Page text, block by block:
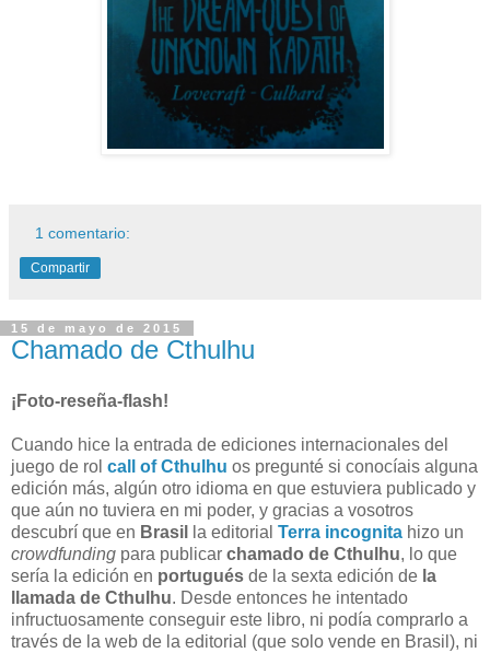
1 comentario:
Compartir
15 de mayo de 2015
Chamado de Cthulhu
¡Foto-reseña-flash!
Cuando hice la entrada de ediciones internacionales del
juego de rol call of Cthulhu os pregunté si conocíais alguna
edición más, algún otro idioma en que estuviera publicado y
que aún no tuviera en mi poder, y gracias a vosotros
descubrí que en Brasil la editorial Terra incognita hizo un
crowdfunding para publicar chamado de Cthulhu, lo que
sería la edición en portugués de la sexta edición de la
llamada de Cthulhu. Desde entonces he intentado
infructuosamente conseguir este libro, ni podía comprarlo a
través de la web de la editorial (que solo vende en Brasil), ni